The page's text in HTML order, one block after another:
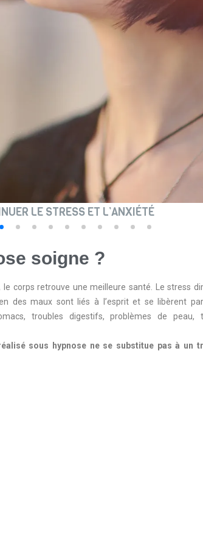
STRESS ET L’ANXIÉTÉ
soigne ?
le corps retrouve une meilleure santé. Le stress
des maux sont liés à l’esprit et se libèrent
troubles digestifs, problèmes de peau,
sous hypnose ne se substitue pas à un